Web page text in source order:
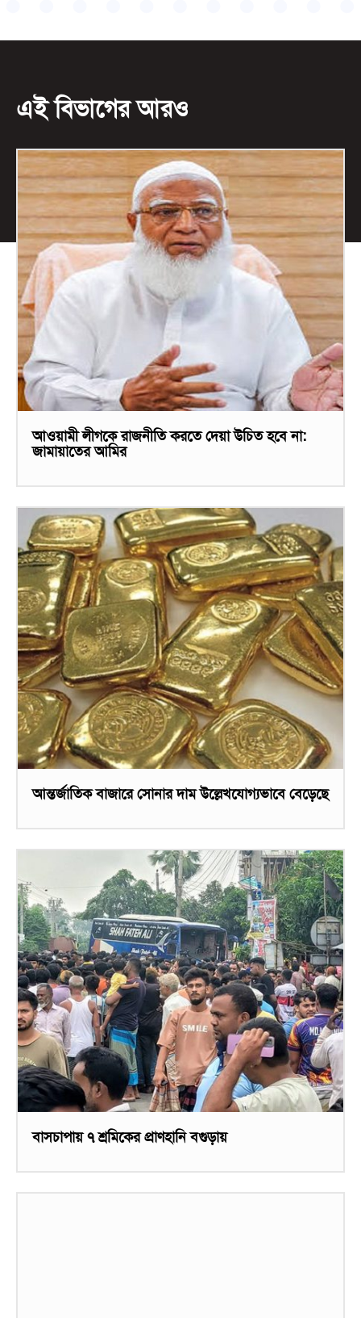
এই বিভাগের আরও
আওয়ামী লীগকে রাজনীতি করতে দেয়া উচিত হবে না:
জামায়াতের আমির
আন্তর্জাতিক বাজারে সোনার দাম উল্লেখযোগ্যভাবে বেড়েছে
বাসচাপায় ৭ শ্রমিকের প্রাণহানি বগুড়ায়